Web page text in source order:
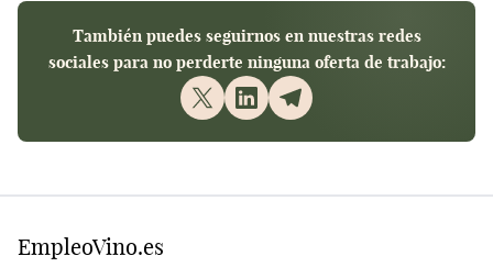
También puedes seguirnos en nuestras redes
sociales para no perderte ninguna oferta de trabajo:
EmpleoVino.es